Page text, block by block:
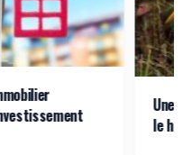
Une
le